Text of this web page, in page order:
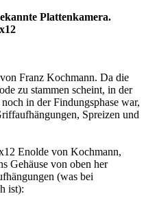
Plattenkamera.
Franz Kochmann. Da die
zu stammen scheint, in der
in der Findungsphase war,
Spreizen und
Enolde von Kochmann,
Gehäuse von oben her
(was bei
ist):